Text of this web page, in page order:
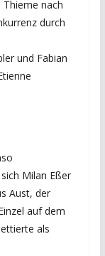
Thieme nach
durch
und Fabian
Milan Eßer
Aust, der
auf dem
als